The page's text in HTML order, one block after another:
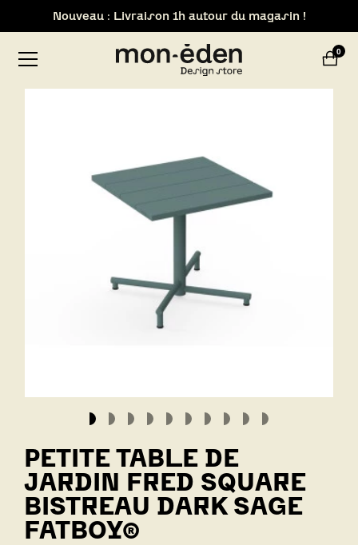
PETITE TABLE DE
JARDIN FRED SQUARE
BISTREAU DARK SAGE
FATBOY®
Nouveau : Livraison 1h autour du magasin !
Retrait de votre commande dans notre design store de
Lyon-Brignais
0